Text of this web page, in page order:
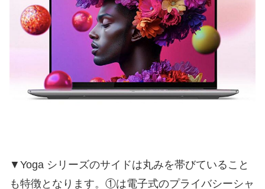
▼Yoga シリーズのサイドは丸みを帯びていること
も特徴となります。①は電子式のプライバシーシャ